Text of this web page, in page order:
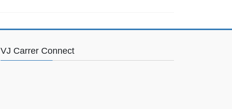
VJ Carrer Connect